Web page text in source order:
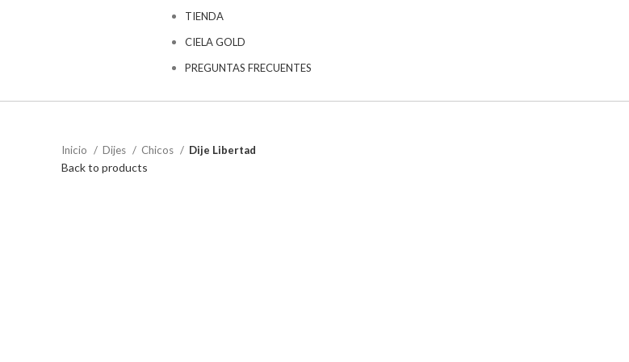
TIENDA
CIELA GOLD
PREGUNTAS FRECUENTES
Inicio Dijes Chicos Dije Libertad
Back to products